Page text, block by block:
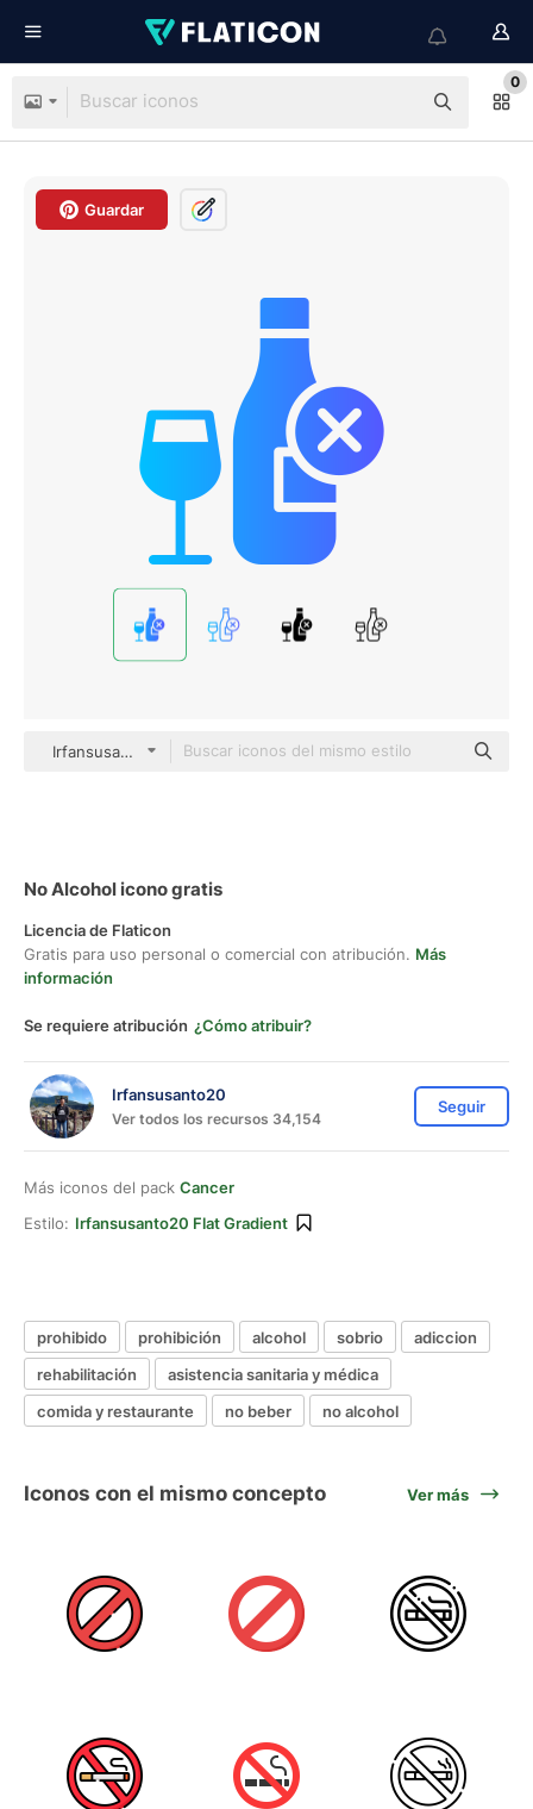
0
Guardar
Irfansusanto20 Flat Gradient
No Alcohol icono gratis
Licencia de Flaticon
Gratis para uso personal o comercial con atribución. Más
información
Se requiere atribución ¿Cómo atribuir?
Irfansusanto20
Ver todos los recursos 34,154
Seguir
Más iconos del pack Cancer
Estilo: Irfansusanto20 Flat Gradient
prohibido prohibición alcohol sobrio
adiccion
rehabilitación
asistencia sanitaria y médica
comida y restaurante
no beber no alcohol
Iconos con el mismo concepto Ver más